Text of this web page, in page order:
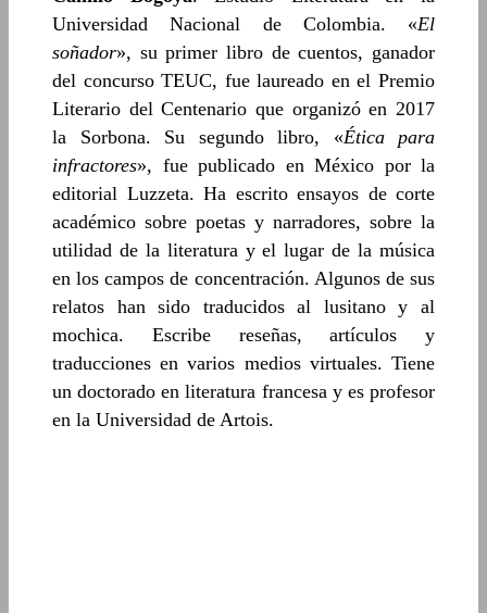
Universidad Nacional de Colombia. «El
soñador», su primer libro de cuentos, ganador
del concurso TEUC, fue laureado en el Premio
Literario del Centenario que organizó en 2017
la Sorbona. Su segundo libro, «Ética para
infractores», fue publicado en México por la
editorial Luzzeta. Ha escrito ensayos de corte
académico sobre poetas y narradores, sobre la
utilidad de la literatura y el lugar de la música
en los campos de concentración. Algunos de sus
relatos han sido traducidos al lusitano y al
mochica. Escribe reseñas, artículos y
traducciones en varios medios virtuales. Tiene
un doctorado en literatura francesa y es profesor
en la Universidad de Artois.